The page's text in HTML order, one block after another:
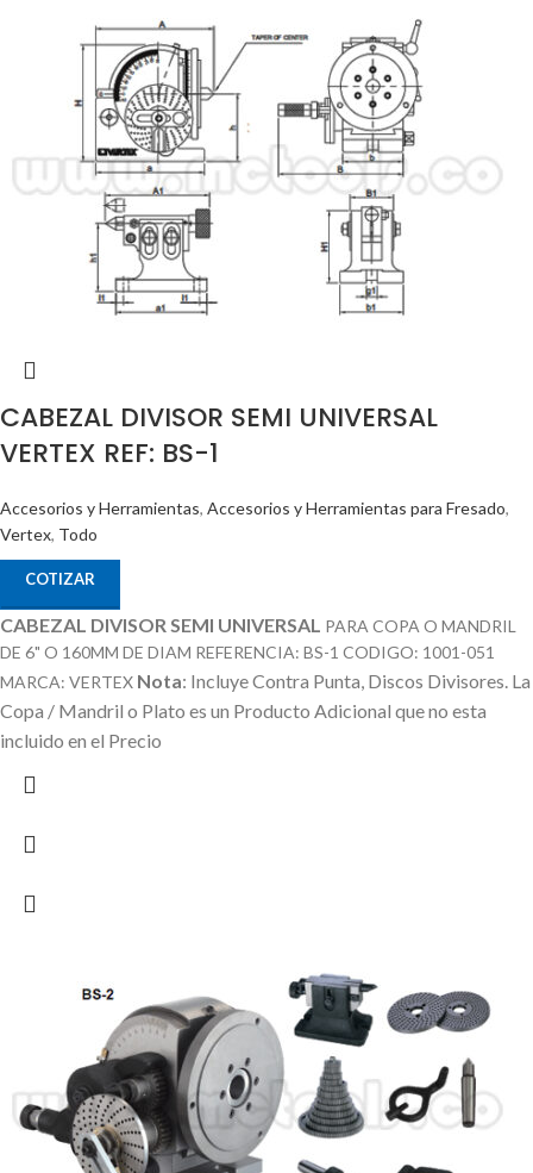
CABEZAL DIVISOR SEMI UNIVERSAL
VERTEX REF: BS-1
Accesorios y Herramientas, Accesorios y Herramientas para Fresado,
Vertex, Todo
COTIZAR
CABEZAL DIVISOR SEMI UNIVERSAL PARA COPA O MANDRIL
DE 6" O 160MM DE DIAM REFERENCIA: BS-1 CODIGO: 1001-051
MARCA: VERTEX Nota: Incluye Contra Punta, Discos Divisores. La
Copa / Mandril o Plato es un Producto Adicional que no esta
incluido en el Precio